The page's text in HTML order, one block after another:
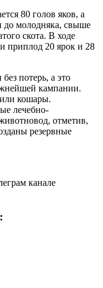
80 голов яков, а
до молодняка, свыше
скота. В ходе
приплод 20 ярок и 28
потерь, а это
кампании.
кошары.
лечебно-
отметив,
резервные
канале